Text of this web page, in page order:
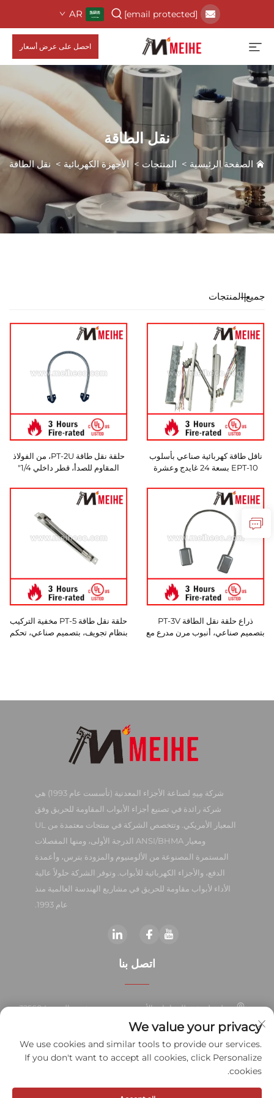
[email protected]
AR
احصل على عرض أسعار
نقل الطاقة
الصفحة الرئيسية > المنتجات > الأجهزة الكهربائية > نقل الطاقة
جميع المنتجات
ناقل طاقة كهربائية صناعي بأسلوب
EPT-10 بسعة 24 غايدج وعشرة
والمعدات العنيفة لأبواب النوافذ
حلقة نقل طاقة PT-2U، من الفولاذ
المقاوم للصدأ، قطر داخلي 1/4"
أسود في الطرف
ذراع حلقة نقل الطاقة PT-3V
بتصميم صناعي، أنبوب مرن مدرع مع
حلقة نقل طاقة PT-5 مخفية التركيب
بنظام تجويف، بتصميم صناعي، تحكم
شركة مِيهِ لصناعة الأجزاء المعدنية (تأسست عام 1993) هي
شركة رائدة في تصنيع أجزاء الأبواب المقاومة للحريق وفق
المعيار الأمريكي. وتتخصص الشركة في منتجات معتمدة من UL
ومعيار ANSI/BHMA الدرجة الأولى، ومنها المفصلات
المستمرة المصنوعة من الألومنيوم والمزودة بترس، وأعمدة
الدفع، والأجزاء الكهربائية للأبواب. وتوفر الشركة حلولاً عالية
الأداء لأبواب مقاومة للحريق في مشاريع الهندسة العالمية منذ
عام 1993.
اتصل بنا
منطقة ليوشي للصناعات الأجنبية، مدينة يويهتشينغ، الصين 325604
[email protected]
We value your privacy
We use cookies and similar tools to provide our services.
If you don't want to accept all cookies, click Personalize
cookies.